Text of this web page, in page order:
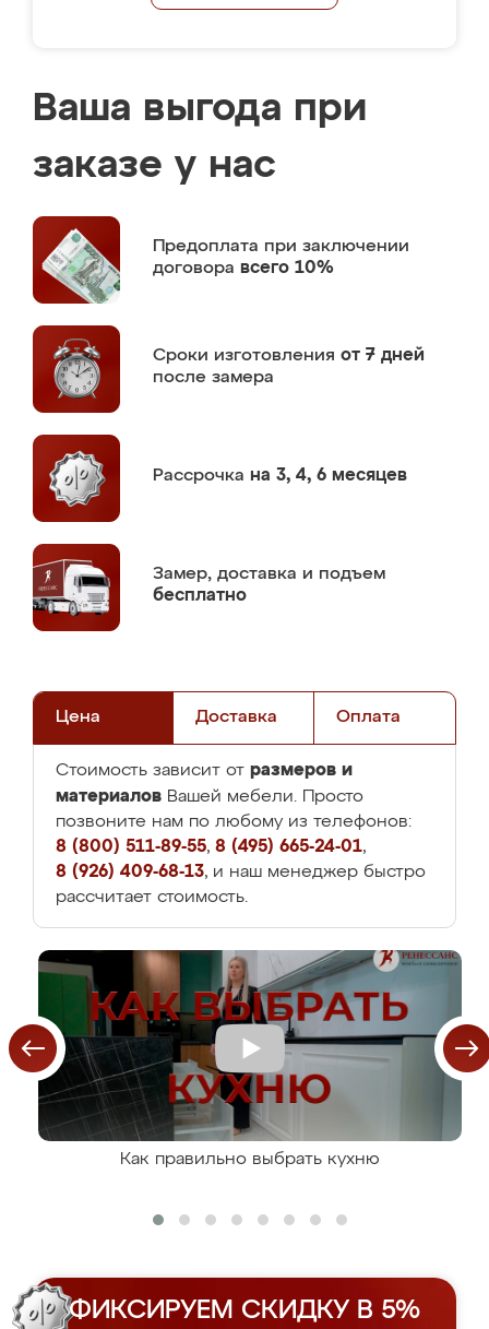
Ваша выгода при
заказе у нас
Предоплата при заключении
договора всего 10%
Сроки изготовления от 7 дней
после замера
Рассрочка на 3, 4, 6 месяцев
Замер, доставка и подъем
бесплатно
Цена Доставка Оплата
Стоимость зависит от размеров и
материалов Вашей мебели. Просто
позвоните нам по любому из телефонов:
8 (800) 511-89-55, 8 (495) 665-24-01,
8 (926) 409-68-13, и наш менеджер быстро
рассчитает стоимость.
Как правильно выбрать кухню
ФИКСИРУЕМ СКИДКУ В 5%